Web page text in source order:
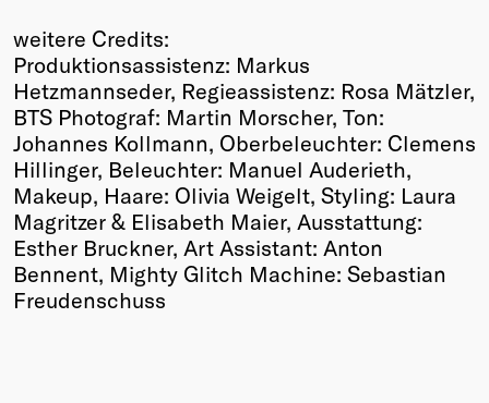
weitere Credits:
Produktionsassistenz: Markus
Hetzmannseder, Regieassistenz: Rosa Mätzler,
BTS Photograf: Martin Morscher, Ton:
Johannes Kollmann, Oberbeleuchter: Clemens
Hillinger, Beleuchter: Manuel Auderieth,
Makeup, Haare: Olivia Weigelt, Styling: Laura
Magritzer & Elisabeth Maier, Ausstattung:
Esther Bruckner, Art Assistant: Anton
Bennent, Mighty Glitch Machine: Sebastian
Freudenschuss